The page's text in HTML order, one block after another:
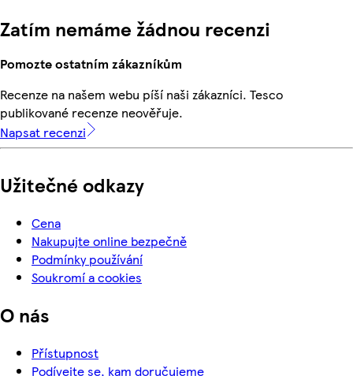
Zatím nemáme žádnou recenzi
Pomozte ostatním zákazníkům
Recenze na našem webu píší naši zákazníci. Tesco
publikované recenze neověřuje.
Napsat recenzi
Užitečné odkazy
Cena
Nakupujte online bezpečně
Podmínky používání
Soukromí a cookies
O nás
Přístupnost
Podívejte se, kam doručujeme